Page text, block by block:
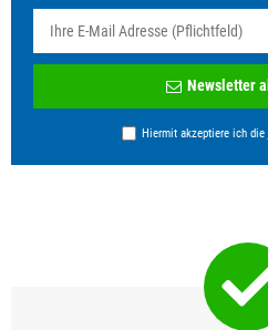
Newsletter
Hiermit akzeptiere ich die